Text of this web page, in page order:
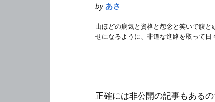
by あさ
山ほどの病気と資格と怨念と笑いで腹
せになるように、非道な進路を取って日
正確には非公開の記事もある